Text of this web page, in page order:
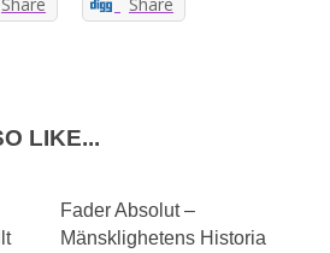
LIKE...
Fader Absolut –
Mänsklighetens Historia